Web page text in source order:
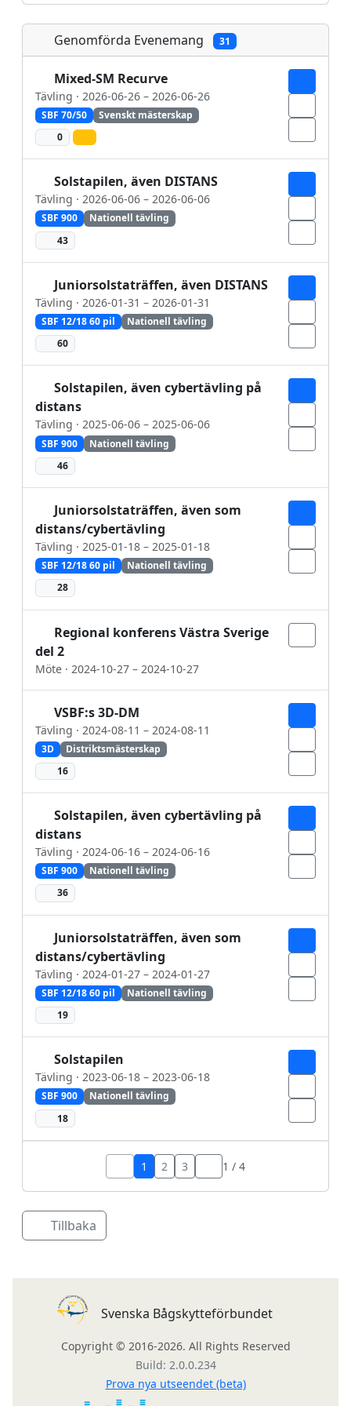
Wassén Anders#7347424
Genomförda Evenemang 31
Mixed-SM Recurve
Tävling · 2026-06-26 – 2026-06-26
SBF 70/50
Svenskt mästerskap
0
Solstapilen, även DISTANS
Tävling · 2026-06-06 – 2026-06-06
SBF 900
Nationell tävling
43
Juniorsolstaträffen, även DISTANS
Tävling · 2026-01-31 – 2026-01-31
SBF 12/18 60 pil
Nationell tävling
60
Solstapilen, även cybertävling på
distans
Tävling · 2025-06-06 – 2025-06-06
SBF 900
Nationell tävling
46
Juniorsolstaträffen, även som
distans/cybertävling
Tävling · 2025-01-18 – 2025-01-18
SBF 12/18 60 pil
Nationell tävling
28
Regional konferens Västra Sverige
del 2
Möte · 2024-10-27 – 2024-10-27
VSBF:s 3D-DM
Tävling · 2024-08-11 – 2024-08-11
3D
Distriktsmästerskap
16
Solstapilen, även cybertävling på
distans
Tävling · 2024-06-16 – 2024-06-16
SBF 900
Nationell tävling
36
Juniorsolstaträffen, även som
distans/cybertävling
Tävling · 2024-01-27 – 2024-01-27
SBF 12/18 60 pil
Nationell tävling
19
Solstapilen
Tävling · 2023-06-18 – 2023-06-18
SBF 900
Nationell tävling
18
1 2 3 1 / 4
Tillbaka
Svenska Bågskytteförbundet
Copyright © 2016-2026. All Rights Reserved
Build: 2.0.0.234
Prova nya utseendet (beta)